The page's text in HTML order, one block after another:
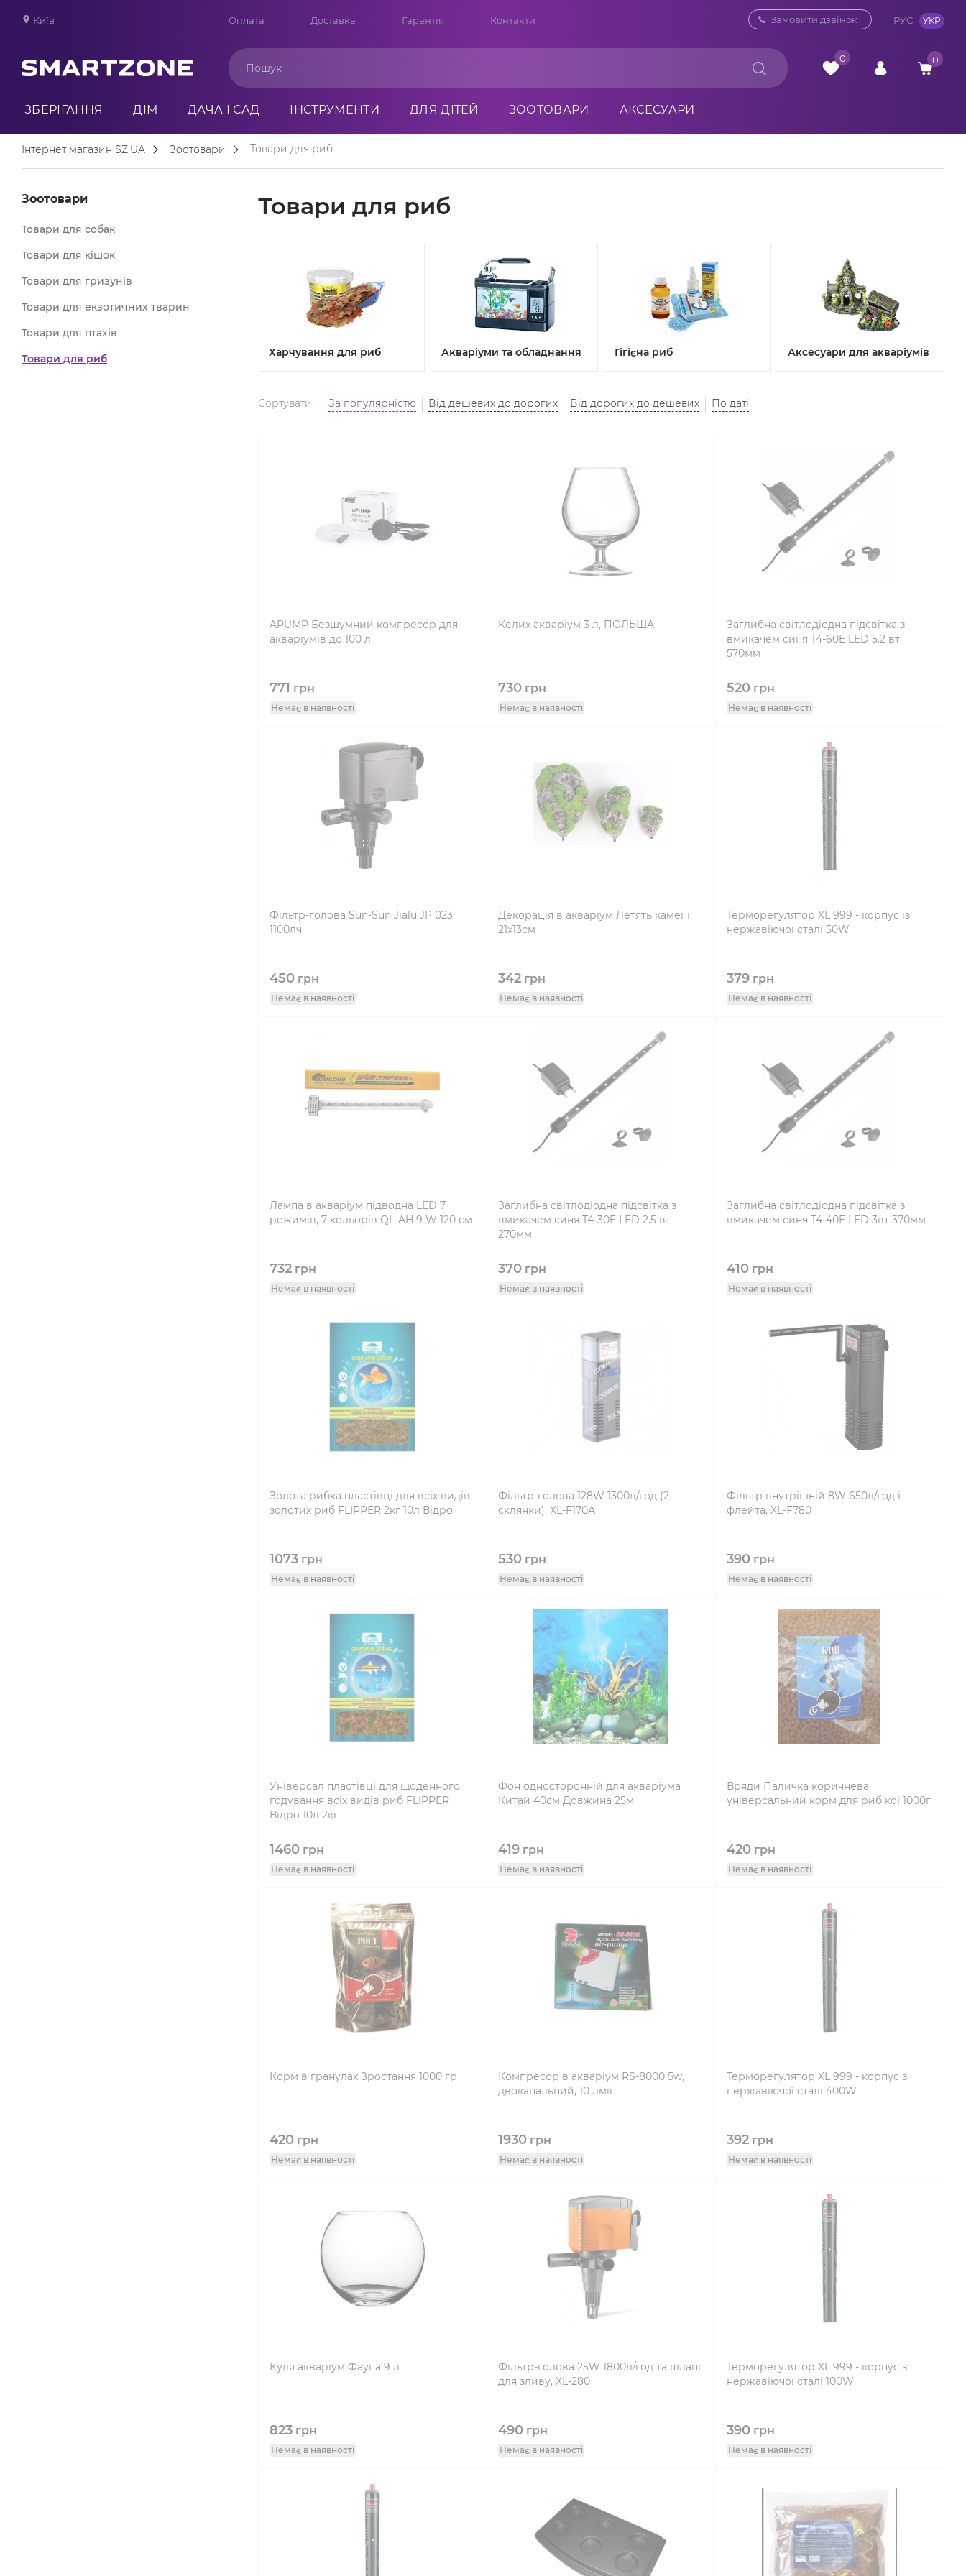
Київ Оплата Доставка Гарантія Контакти 0 800 33 10 32
Замовити дзвінок РУС УКР
0 0
ЗБЕРІГАННЯ ДІМ ДАЧА І САД ІНСТРУМЕНТИ ДЛЯ ДІТЕЙ ЗООТОВАРИ АКСЕСУАРИ
Інтернет магазин SZ.UA Зоотовари Товари для риб
Зоотовари
Товари для собак
Товари для кішок
Товари для гризунів
Товари для екзотичних тварин
Товари для птахів
Товари для риб
Товари для риб
Харчування для риб Акваріуми та обладнання Гігієна риб Аксесуари для акваріумів
Сортувати: За популярністю Від дешевих до дорогих Від дорогих до дешевих По даті
APUMP Безшумний компресор для
акваріумів до 100 л
771 грн
Немає в наявності
Келих акваріум 3 л, ПОЛЬША
730грн
Немає в наявності
Заглибна світлодіодна підсвітка з
вмикачем синя T4-60E LED 5.2 вт
570мм
520грн
Немає в наявності
Фільтр-голова Sun-Sun Jialu JP 023
1100лч
450грн
Немає в наявності
Декорація в акваріум Летять камені
21х13см
342грн
Немає в наявності
Терморегулятор XL 999 - корпус із
нержавіючої сталі 50W
379грн
Немає в наявності
Лампа в акваріум підводна LED 7
режимів, 7 кольорів QL-AH 9 W 120 см
732грн
Немає в наявності
Заглибна світлодіодна підсвітка з
вмикачем синя T4-30E LED 2.5 вт
270мм
370грн
Немає в наявності
Заглибна світлодіодна підсвітка з
вмикачем синя T4-40E LED 3вт 370мм
410грн
Немає в наявності
Золота рибка пластівці для всіх видів
золотих риб FLIPPER 2кг 10л Відро
1073грн
Немає в наявності
Фільтр-голова 128W 1300л/год (2
склянки), XL-F170А
530грн
Немає в наявності
Фільтр внутрішній 8W 650л/год і
флейта, XL-F780
390грн
Немає в наявності
Універсал пластівці для щоденного
годування всіх видів риб FLIPPER
Відро 10л 2кг
1460грн
Немає в наявності
Фон односторонній для акваріума
Китай 40см Довжина 25м
419грн
Немає в наявності
Вряди Паличка коричнева
універсальний корм для риб коі 1000г
420грн
Немає в наявності
Корм в гранулах Зростання 1000 гр
420грн
Немає в наявності
Компресор в акваріум RS-8000 5w,
двоканальний, 10 лмін
1930грн
Немає в наявності
Терморегулятор XL 999 - корпус з
нержавіючої сталі 400W
392грн
Немає в наявності
Куля акваріум Фауна 9 л
823грн
Немає в наявності
Фільтр-голова 25W 1800л/год та шланг
для зливу, XL-280
490грн
Немає в наявності
Терморегулятор XL 999 - корпус з
нержавіючої сталі 100W
390грн
Немає в наявності